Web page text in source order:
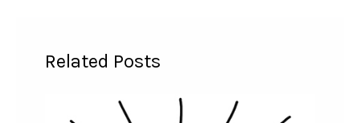
Related Posts